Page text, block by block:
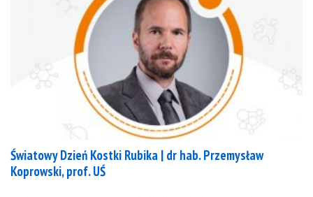
Światowy Dzień Kostki Rubika | dr hab. Przemysław
Koprowski, prof. UŚ